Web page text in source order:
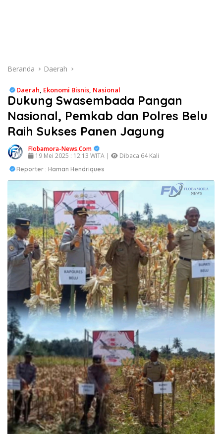
Beranda Daerah
Daerah, Ekonomi Bisnis, Nasional
Dukung Swasembada Pangan
Nasional, Pemkab dan Polres Belu
Raih Sukses Panen Jagung
Flobamora-News.Com
19 Mei 2025 : 12:13 WITA |
Dibaca 64 Kali
Reporter : Haman Hendriques